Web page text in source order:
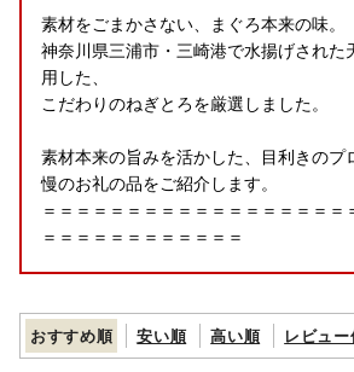
素材をごまかさない、まぐろ本来の味。
神奈川県三浦市・三崎港で水揚げされた
用した、
こだわりのねぎとろを厳選しました。
素材本来の旨みを活かした、目利きのプ
慢のお礼の品をご紹介します。
＝＝＝＝＝＝＝＝＝＝＝＝＝＝＝＝＝＝
＝＝＝＝＝＝＝＝＝＝＝＝
◆返礼品の配送とワンストップ申請に
おすすめ順 安い順 高い順 レビュ